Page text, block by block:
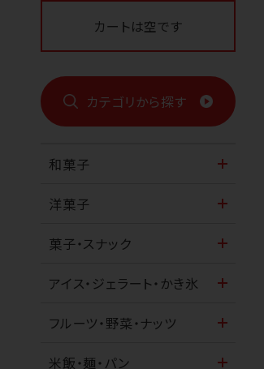
カートは空です
カテゴリから探す
和菓子
洋菓子
菓子・スナック
アイス・ジェラート・かき氷
フルーツ・野菜・ナッツ
米飯・麺・パン